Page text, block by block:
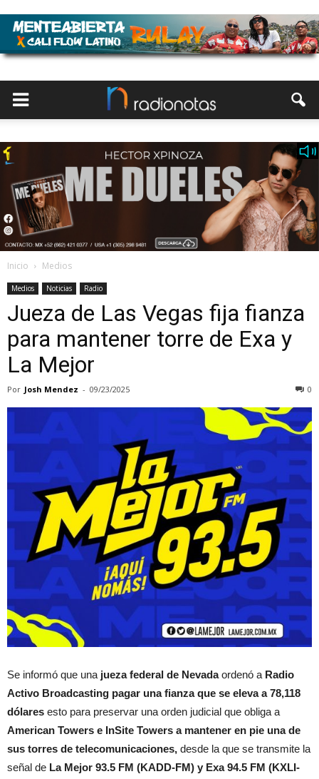
Inicio Medios
Medios Noticias Radio
Jueza de Las Vegas fija fianza
para mantener torre de Exa y
La Mejor
Por Josh Mendez - 09/23/2025 0
Se informó que una jueza federal de Nevadaordenó a Radio
Activo Broadcasting pagar una fianza que se eleva a 78,118
dólares esto para preservar una orden judicial que obliga a
American Towers e InSite Towers a mantener en pie una de
sus torres de telecomunicaciones, desde la que se transmite la
señal de La Mejor 93.5 FM (KADD-FM) y Exa 94.5 FM (KXLI-